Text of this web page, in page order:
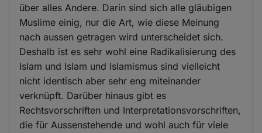
über alles Andere. Darin sind sich alle gläubigen
Muslime einig, nur die Art, wie diese Meinung
nach aussen getragen wird unterscheidet sich.
Deshalb ist es sehr wohl eine Radikalisierung des
Islam und Islam und Islamismus sind vielleicht
nicht identisch aber sehr eng miteinander
verknüpft. Darüber hinaus gibt es
Rechtsvorschriften und Interpretationsvorschriften,
die für Aussenstehende und wohl auch für viele